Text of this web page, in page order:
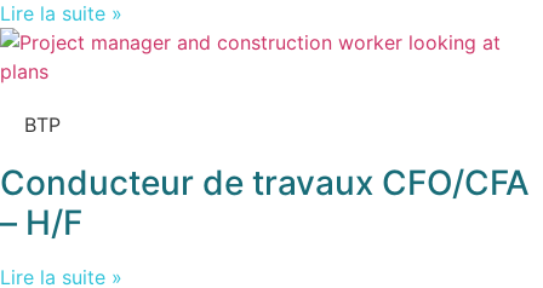
Lire la suite »
BTP
Conducteur de travaux CFO/CFA
– H/F
Lire la suite »